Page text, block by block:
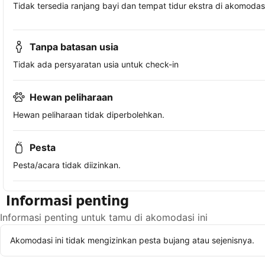
Tidak tersedia ranjang bayi dan tempat tidur ekstra di
Tanpa batasan usia
Tidak ada persyaratan usia untuk check-in
Hewan peliharaan
Hewan peliharaan tidak diperbolehkan.
Pesta
Pesta/acara tidak diizinkan.
Informasi penting
Informasi penting untuk tamu di akomodasi ini
Akomodasi ini tidak mengizinkan pesta bujang atau sejenisnya.